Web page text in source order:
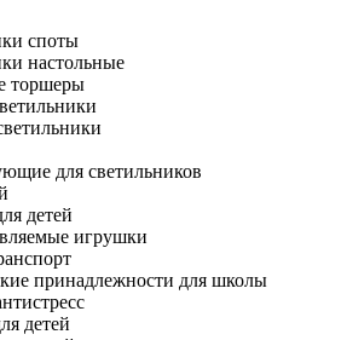
споты
настольные
торшеры
для светильников
детей
игрушки
принадлежности для школы
детей